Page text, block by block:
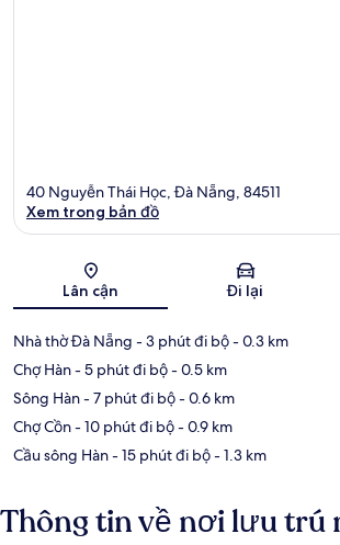
Bản đồ
40 Nguyễn Thái Học, Đà Nẵng, 84511
Xem trong bản đồ
Lân cận Đi lại
Nhà thờ Đà Nẵng - 3 phút đi bộ- 0.3 km
Chợ Hàn- 5 phút đi bộ- 0.5 km
Sông Hàn- 7 phút đi bộ- 0.6 km
Chợ Cồn- 10 phút đi bộ- 0.9 km
Cầu sông Hàn- 15 phút đi bộ- 1.3 km
Thông tin về nơi lưu trú